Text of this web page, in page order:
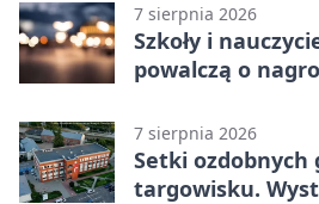
7 sierpnia 2026
Szkoły i
powalczą o
7 sierpnia 2026
Setki ozdobnych
targowisku.